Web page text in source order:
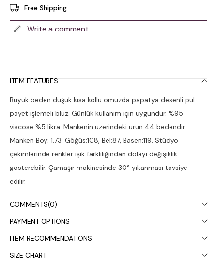
Free Shipping
Write a comment
ITEM FEATURES
Büyük beden düşük kısa kollu omuzda papatya desenli pul
payet işlemeli bluz. Günlük kullanım için uygundur. %95
viscose %5 likra. Mankenin üzerindeki ürün 44 bedendir.
Manken Boy: 1.73, Göğüs:108, Bel:87, Basen:119. Stüdyo
çekimlerinde renkler ışık farklılığından dolayı değişiklik
gösterebilir. Çamaşır makinesinde 30° yıkanması tavsiye
edilir.
COMMENTS(0)
PAYMENT OPTIONS
ITEM RECOMMENDATIONS
SIZE CHART